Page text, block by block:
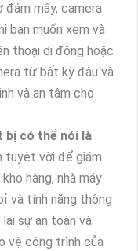
đám mây, camera
bạn muốn xem và
thoại di động hoặc
từ bất kỳ đâu và
và an tâm cho
bị có thể nói là
tuyệt vời để giám
hàng, nhà máy
và tính năng thông
lại sự an toàn và
vệ công trình của